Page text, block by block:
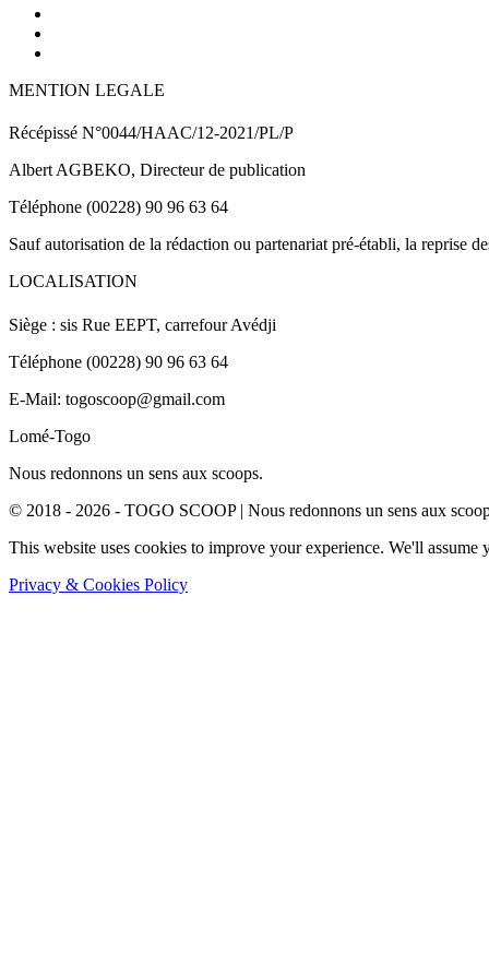
MENTION LEGALE
Récépissé N°0044/HAAC/12-2021/PL/P
Albert AGBEKO, Directeur de publication
Téléphone (00228) 90 96 63 64
Sauf autorisation de la rédaction ou partenariat pré-établi, la reprise
LOCALISATION
Siège : sis Rue EEPT, carrefour Avédji
Téléphone (00228) 90 96 63 64
E-Mail: togoscoop@gmail.com
Lomé-Togo
Nous redonnons un sens aux scoops.
© 2018 - 2026 - TOGO SCOOP | Nous redonnons un sens aux
This website uses cookies to improve your experience. We'll
Privacy & Cookies Policy